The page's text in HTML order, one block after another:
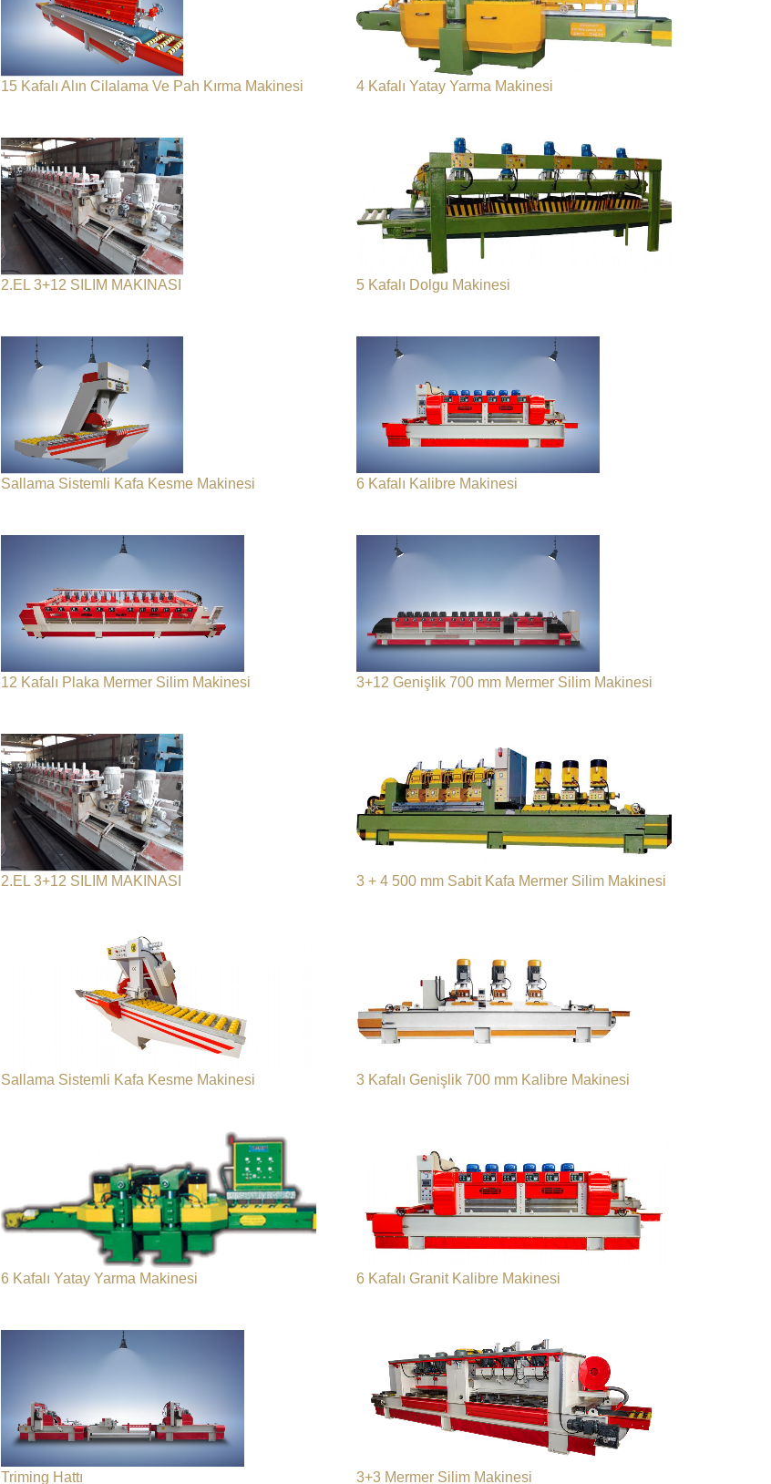
15 Kafalı Alın Cilalama Ve Pah Kırma Makinesi 4 Kafalı Yatay Yarma Makinesi
2.EL 3+12 SILIM MAKINASI 5 Kafalı Dolgu Makinesi
Sallama Sistemli Kafa Kesme Makinesi 6 Kafalı Kalibre Makinesi
12 Kafalı Plaka Mermer Silim Makinesi 3+12 Genişlik 700 mm Mermer Silim Makinesi
2.EL 3+12 SILIM MAKINASI 3 + 4 500 mm Sabit Kafa Mermer Silim Makinesi
Sallama Sistemli Kafa Kesme Makinesi 3 Kafalı Genişlik 700 mm Kalibre Makinesi
6 Kafalı Yatay Yarma Makinesi 6 Kafalı Granit Kalibre Makinesi
Triming Hattı 3+3 Mermer Silim Makinesi